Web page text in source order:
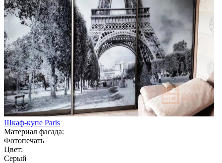
Шкаф-купе Paris
Материал фасада:
Фотопечать
Цвет:
Серый